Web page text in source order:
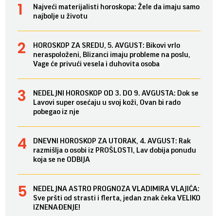
Najveći materijalisti horoskopa: Žele da imaju samo
najbolje u životu
HOROSKOP ZA SREDU, 5. AVGUST: Bikovi vrlo
neraspoloženi, Blizanci imaju probleme na poslu,
Vage će privući vesela i duhovita osoba
NEDELJNI HOROSKOP OD 3. DO 9. AVGUSTA: Dok se
Lavovi super osećaju u svoj koži, Ovan bi rado
pobegao iz nje
DNEVNI HOROSKOP ZA UTORAK, 4. AVGUST: Rak
razmišlja o osobi iz PROŠLOSTI, Lav dobija ponudu
koja se ne ODBIJA
NEDELJNA ASTRO PROGNOZA VLADIMIRA VLAJIĆA:
Sve pršti od strasti i flerta, jedan znak čeka VELIKO
IZNENAĐENJE!